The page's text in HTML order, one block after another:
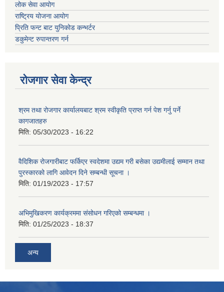
लोक सेवा आयोग
राष्ट्रिय योजना आयोग
प्रिति फन्ट बाट युनिकोड कन्भर्टर
डकुमेन्ट रुपान्तरण गर्न
रोजगार सेवा केन्द्र
श्रम तथा रोजगार कार्यालयबाट श्रम स्वीकृति प्राप्त गर्न पेश गर्नु पर्ने
कागजातहरु
मिति: 05/30/2023 - 16:22
वैदिशिक रोजगारीबाट फर्किएर स्वदेशमा उद्यम गरी बसेका उद्यमीलाई सम्मान तथा
पुरस्कारको लागि आवेदन दिने सम्बन्धी सूचना ।
मिति: 01/19/2023 - 17:57
अभिमुखिकरण कार्यक्रममा संसोधन गरिएको सम्बन्धमा ।
मिति: 01/25/2023 - 18:37
अन्य